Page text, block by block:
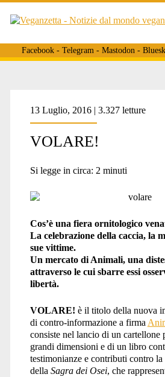
Facebook- Telegram- Mastodon-
Tag:
<span>pubblicità
animaliste</
13 Luglio, 2016 | 3.327 letture
VOLARE!
Si legge in circa: 2 minuti
Cos’è una fiera ornitologico
La celebrazione della caccia, la
sue vittime.
Un mercato di Animali, una
attraverso le cui sbarre essi
libertà.
VOLARE! è il titolo della nuova
di contro-informazione a firma
consiste nel lancio di un cartellone
grandi dimensioni e di un libro
testimonianze e contributi contro
della Sagra dei Osei, che